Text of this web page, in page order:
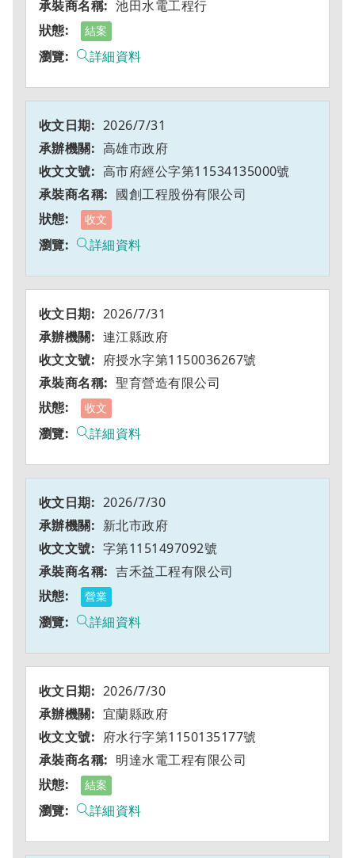
池田水電工程行
結案
詳細資料
2026/7/31
高雄市政府
高市府經公字第11534135000號
國創工程股份有限公司
收文
詳細資料
2026/7/31
連江縣政府
府授水字第1150036267號
聖育營造有限公司
收文
詳細資料
2026/7/30
新北市政府
字第1151497092號
吉禾益工程有限公司
營業
詳細資料
2026/7/30
宜蘭縣政府
府水行字第1150135177號
明達水電工程有限公司
結案
詳細資料